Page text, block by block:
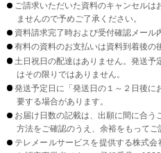
ご請求いただいた資料のキャンセル
ませんので予めご了承ください。
資料請求完了時および受付確認メール
有料の資料のお支払いは資料到着後の
土日祝日の配達はありません。発送
はその限りではありません。
発送予定日に「発送日の１～２日後に
要する場合があります。
お届け日数の記載は、出願に間に合
方法をご確認のうえ、余裕をもってご
テレメールサービスを提供する株式